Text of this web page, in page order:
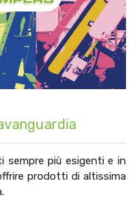
sempre più esigenti e in
prodotti di altissima